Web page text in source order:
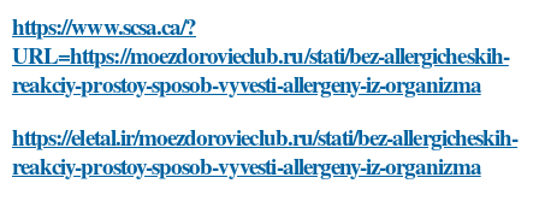
https://www.scsa.ca/?
URL=https://moezdorovieclub.ru/stati/bez-allergicheskih-
reakciy-prostoy-sposob-vyvesti-allergeny-iz-organizma
https://eletal.ir/moezdorovieclub.ru/stati/bez-allergicheskih-
reakciy-prostoy-sposob-vyvesti-allergeny-iz-organizma